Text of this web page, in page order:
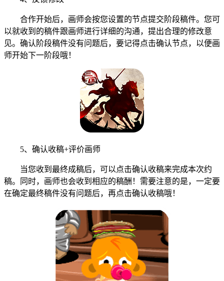
合作开始后，画师会按您设置的节点提交阶段稿件。您可
以就收到的稿件跟画师进行详细的沟通，提出合理的修改意
见。确认阶段稿件没有问题后，要记得点击确认节点，以便画
师开始下一阶段哦！
5、确认收稿+评价画师
当您收到最终成稿后，可以点击确认收稿来完成本次约
稿。同时，画师也会收到相应的稿酬！需要注意的是，一定要
在确定最终稿件没有问题后，再点击确认收稿哦！